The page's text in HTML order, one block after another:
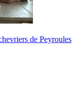
de Peyroules